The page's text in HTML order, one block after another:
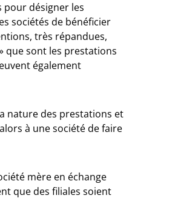
désigner les
sociétés de bénéficier
très répandues,
que sont les prestations
également
nature des prestations et
à une société de faire
mère en échange
que des filiales soient